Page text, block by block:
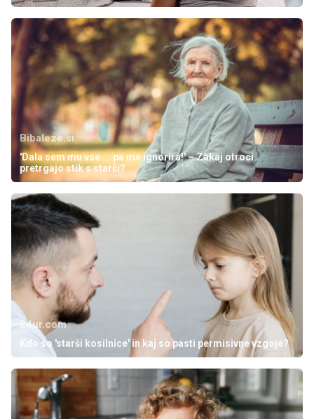
Bibaleze.si
'Dala sem mu vse ... pa me ignorira!' – Zakaj otroci
pretrgajo stik s starši?
24ur.com
Kdo so 'starši kosilnice' in kaj so pasti permisivne vzgoje?